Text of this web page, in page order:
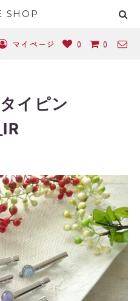
SHOP
マイページ 0 0
イピン